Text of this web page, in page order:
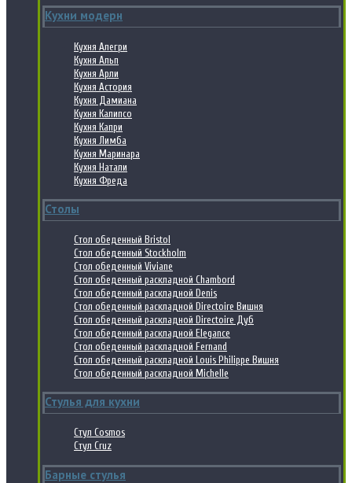
Кухни модерн
Кухня Алегри
Кухня Альп
Кухня Арли
Кухня Астория
Кухня Дамиана
Кухня Калипсо
Кухня Капри
Кухня Лимба
Кухня Маринара
Кухня Натали
Кухня Фреда
Столы
Стол обеденный Bristol
Стол обеденный Stockholm
Стол обеденный Viviane
Стол обеденный раскладной Chambord
Стол обеденный раскладной Denis
Стол обеденный раскладной Directoire Вишня
Стол обеденный раскладной Directoire Дуб
Стол обеденный раскладной Elegance
Стол обеденный раскладной Fernand
Стол обеденный раскладной Louis Philippe Вишня
Стол обеденный раскладной Michelle
Стулья для кухни
Стул Cosmos
Стул Cruz
Барные стулья